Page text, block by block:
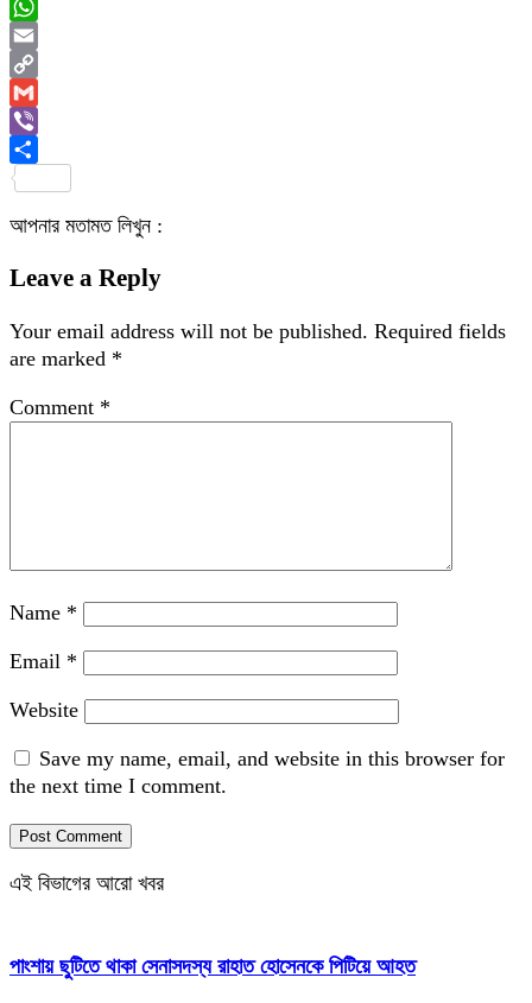
Messenger
WhatsApp
Email
Copy
Link
Gmail
Viber
আপনার মতামত লিখুন :
Leave a Reply
Your email address will not be published. Required fields
are marked *
Comment *
Name *
Email *
Website
Save my name, email, and website in this browser for
the next time I comment.
এই বিভাগের আরো খবর
পাংশায় ছুটিতে থাকা সেনাসদস্য রাহাত হোসেনকে পিটিয়ে আহত